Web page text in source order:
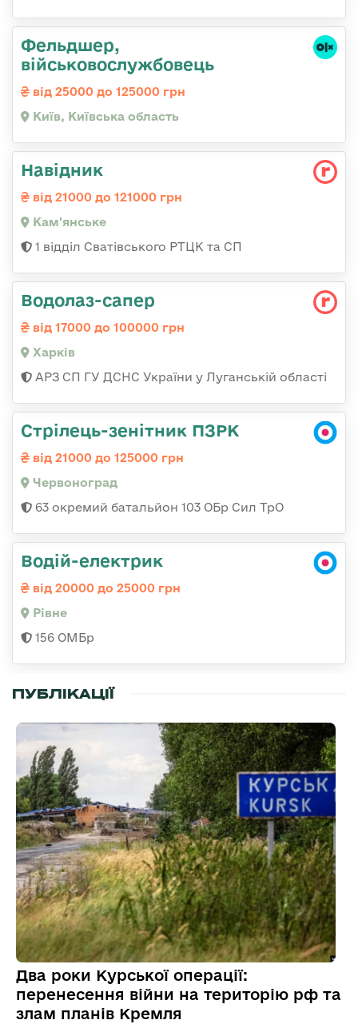
Фельдшер,
військовослужбовець
від 25000 до 125000 грн
Київ, Київська область
Навідник
від 21000 до 121000 грн
Кам'янське
1 відділ Сватівського РТЦК та СП
Водолаз-сапер
від 17000 до 100000 грн
Харків
АРЗ СП ГУ ДСНС України у Луганській області
Стрілець-зенітник ПЗРК
від 21000 до 125000 грн
Червоноград
63 окремий батальйон 103 ОБр Сил ТрО
Водій-електрик
від 20000 до 25000 грн
Рівне
156 ОМБр
ПУБЛІКАЦІЇ
Два роки Курської операції:
перенесення війни на територію рф та
злам планів Кремля